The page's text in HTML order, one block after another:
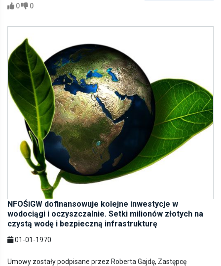
0 0
NFOŚiGW dofinansowuje kolejne inwestycje w
wodociągi i oczyszczalnie. Setki milionów złotych na
czystą wodę i bezpieczną infrastrukturę
01-01-1970
Umowy zostały podpisane przez Roberta Gajdę, Zastępcę